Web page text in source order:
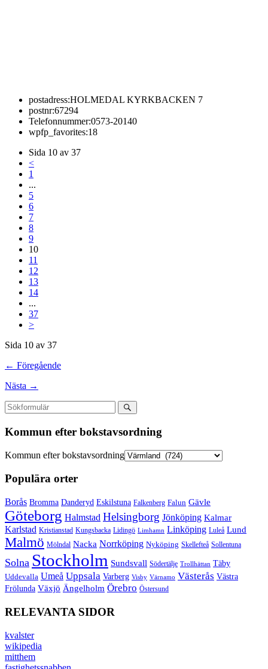
postadress:HOLMEDAL KYRKBACKEN 7
postnr:67294
Telefonnummer:0573-20140
wpfp_favorites:18
Sida 10 av 37
<
1
...
5
6
7
8
9
10
11
12
13
14
...
37
>
Sida 10 av 37
← Föregående
Nästa →
Kommun efter bokstavsordning
Kommun efter bokstavsordning
Populära orter
Borås Bromma Danderyd Eskilstuna Falkenberg Falun Gävle
Göteborg Halmstad Helsingborg Jönköping Kalmar
Karlstad Kristianstad Kungsbacka Lidingö Limhamn Linköping Luleå Lund
Malmö Mölndal Nacka Norrköping Nyköping Skellefteå Sollentuna
Solna Stockholm Sundsvall Södertälje Trollhättan Täby
Uddevalla Umeå Uppsala Varberg Visby Värnamo Västerås Västra
Frölunda Växjö Ängelholm Örebro Östersund
RELEVANTA SIDOR
kvalster
wikipedia
mitthem